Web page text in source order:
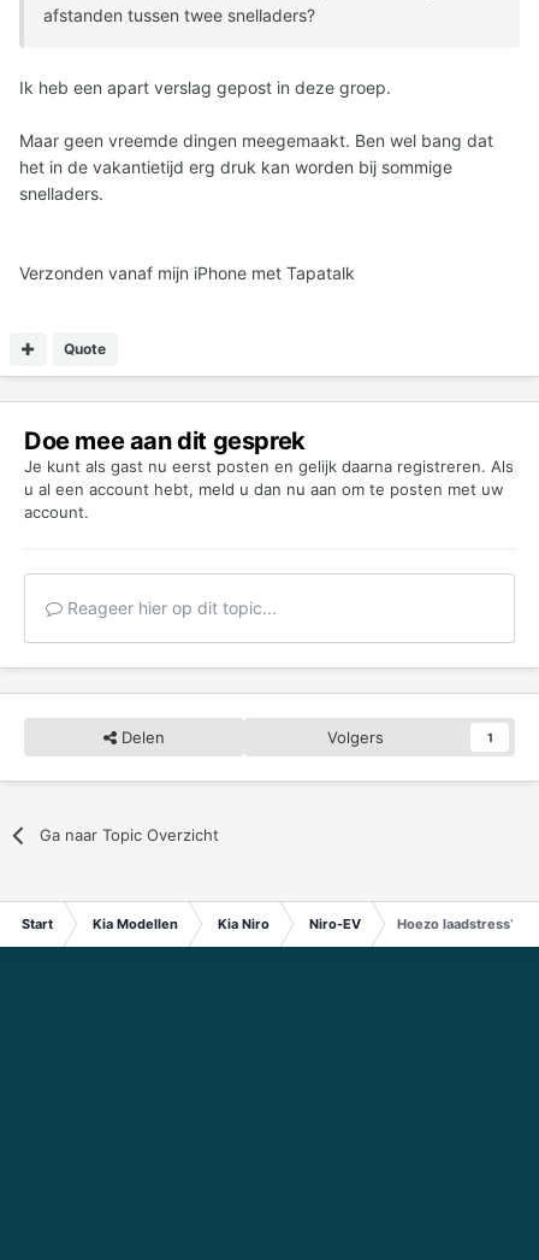
afstanden tussen twee snelladers?
Ik heb een apart verslag gepost in deze groep.
Maar geen vreemde dingen meegemaakt. Ben wel bang dat
het in de vakantietijd erg druk kan worden bij sommige
snelladers.
Verzonden vanaf mijn iPhone met Tapatalk
Quote
Doe mee aan dit gesprek
Je kunt als gast nu eerst posten en gelijk daarna registreren. Als
u al een account hebt, meld u dan nu aan om te posten met uw
account.
Reageer hier op dit topic...
Delen Volgers 1
Ga naar Topic Overzicht
Start Kia Modellen Kia Niro Niro-EV Hoezo laadstress??